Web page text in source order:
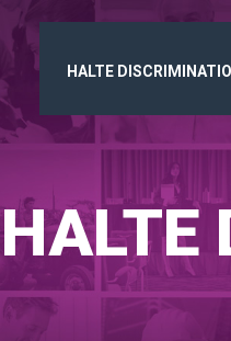
HALTE
HALTE